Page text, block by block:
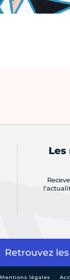
Retrouvez
Mentions légales